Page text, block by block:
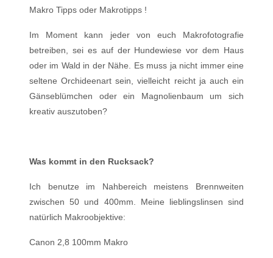
Makro Tipps oder Makrotipps !
Im Moment kann jeder von euch Makrofotografie
betreiben, sei es auf der Hundewiese vor dem Haus
oder im Wald in der Nähe. Es muss ja nicht immer eine
seltene Orchideenart sein, vielleicht reicht ja auch ein
Gänseblümchen oder ein Magnolienbaum um sich
kreativ auszutoben?
Was kommt in den Rucksack?
Ich benutze im Nahbereich meistens Brennweiten
zwischen 50 und 400mm. Meine lieblingslinsen sind
natürlich Makroobjektive:
Canon 2,8 100mm Makro